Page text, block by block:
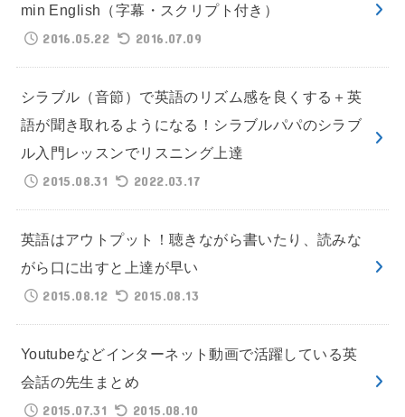
min English（字幕・スクリプト付き）
2016.05.22
2016.07.09
シラブル（音節）で英語のリズム感を良くする＋英
語が聞き取れるようになる！シラブルパパのシラブ
ル入門レッスンでリスニング上達
2015.08.31
2022.03.17
英語はアウトプット！聴きながら書いたり、読みな
がら口に出すと上達が早い
2015.08.12
2015.08.13
Youtubeなどインターネット動画で活躍している英
会話の先生まとめ
2015.07.31
2015.08.10